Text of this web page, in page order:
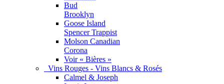
Bud
Brooklyn
Goose Island
Spencer Trappist
Molson Canadian
Corona
Voir « Bières »
Vins Rouges - Vins Blancs & Rosés
Calmel & Joseph